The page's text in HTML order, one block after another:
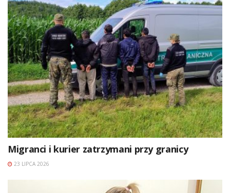
Migranci i kurier zatrzymani przy granicy
23 LIPCA 2026